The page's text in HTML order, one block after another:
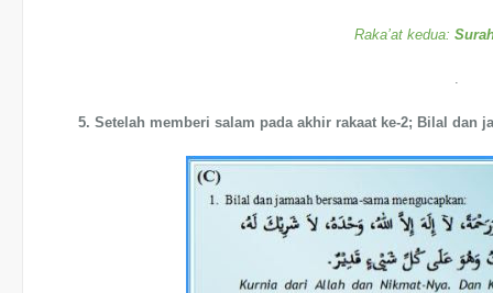
Raka’at kedua:
5. Setelah memberi salam pada akhir rakaat ke-2; Bilal dan